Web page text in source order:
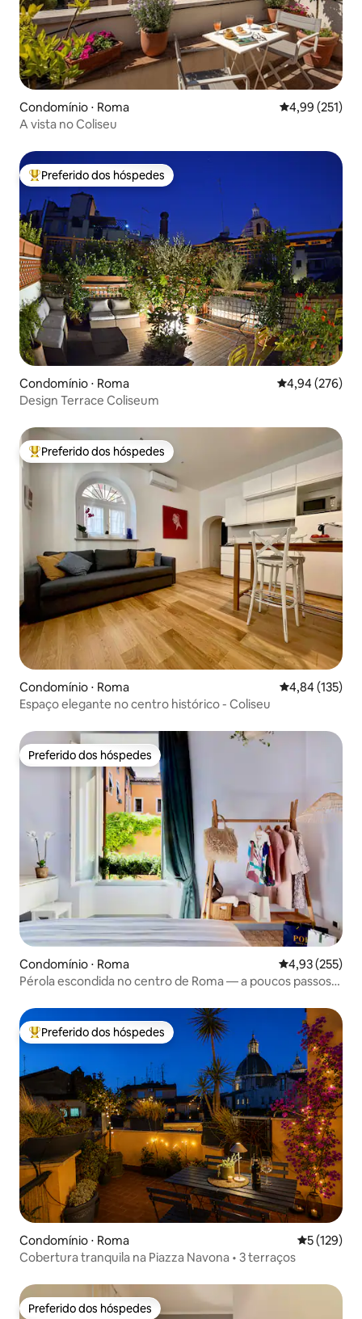
Condomínio ⋅ Roma 4,99 de uma
4,99 (251)
A vista no Coliseu
Entre os melhores preferidos dos hóspedes
Preferido dos hóspedes
Condomínio ⋅ Roma 4,94 de uma
4,94 (276)
Design Terrace Coliseum
Entre os melhores preferidos dos hóspedes
Preferido dos hóspedes
Condomínio ⋅ Roma 4,84 de uma
4,84 (135)
Espaço elegante no centro histórico - Coliseu
Preferido dos hóspedes
Preferido dos hóspedes
Condomínio ⋅ Roma 4,93 de uma
4,93 (255)
Pérola escondida no centro de Roma — a poucos passos
Entre os melhores preferidos dos hóspedes
Preferido dos hóspedes
Condomínio ⋅ Roma 5 de uma
5 (129)
Cobertura tranquila na Piazza Navona • 3 terraços
Preferido dos hóspedes
Preferido dos hóspedes